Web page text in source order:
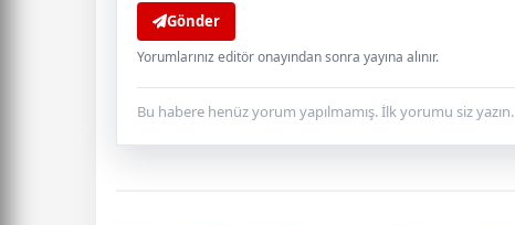
Gönder
Yorumlarınız editör onayından sonra yayına alınır.
Bu habere henüz yorum yapılmamış. İlk yorumu siz yazın.